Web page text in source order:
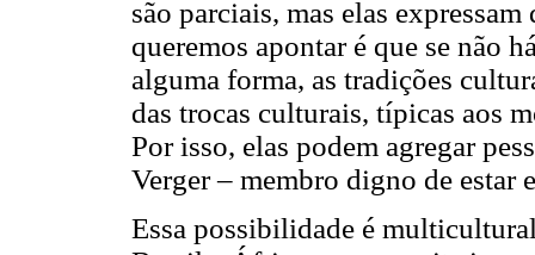
são parciais, mas elas
queremos apontar é que se não
alguma forma, as tradições
das trocas culturais, típicas aos
Por isso, elas podem agregar
Verger – membro digno de estar
Essa possibilidade é